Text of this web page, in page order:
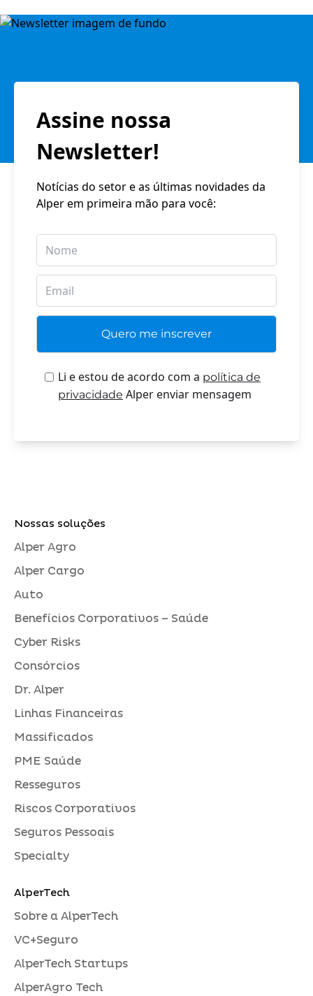
Assine nossa
Newsletter!
Notícias do setor e as últimas novidades da
Alper em primeira mão para você:
Li e estou de acordo com a política de
privacidade Alper enviar mensagem
Nossas soluções
Alper Agro
Alper Cargo
Auto
Benefícios Corporativos – Saúde
Cyber Risks
Consórcios
Dr. Alper
Linhas Financeiras
Massificados
PME Saúde
Resseguros
Riscos Corporativos
Seguros Pessoais
Specialty
AlperTech
Sobre a AlperTech
VC+Seguro
AlperTech Startups
AlperAgro Tech